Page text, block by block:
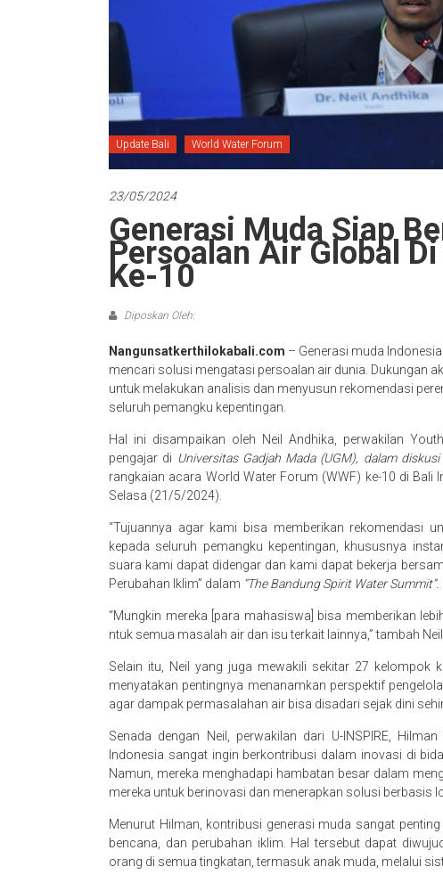
Update Bali World Water Forum
23/05/2024
Generasi Muda Siap
Persoalan Air Global
Ke-10
Diposkan Oleh:
Nangunsatkerthilokabali.com – Generasi muda
mencari solusi mengatasi persoalan air dunia. Dukungan
untuk melakukan analisis dan menyusun rekomendasi
seluruh pemangku kepentingan.
Hal ini disampaikan oleh Neil Andhika, perwakilan
pengajar di Universitas Gadjah Mada (UGM), dalam
rangkaian acara World Water Forum (WWF) ke-10 di Bali
Selasa (21/5/2024).
“Tujuannya agar kami bisa memberikan rekomendasi
kepada seluruh pemangku kepentingan, khususnya
suara kami dapat didengar dan kami dapat bekerja
Perubahan Iklim” dalam “The Bandung Spirit Water Summit”.
“Mungkin mereka [para mahasiswa] bisa memberikan
ntuk semua masalah air dan isu terkait lainnya,” tambah Neil.
Selain itu, Neil yang juga mewakili sekitar 27
menyatakan pentingnya menanamkan perspektif
agar dampak permasalahan air bisa disadari sejak dini
Senada dengan Neil, perwakilan dari U-INSPIRE,
Indonesia sangat ingin berkontribusi dalam inovasi di
Namun, mereka menghadapi hambatan besar dalam
mereka untuk berinovasi dan menerapkan solusi berbasis
Menurut Hilman, kontribusi generasi muda sangat
bencana, dan perubahan iklim. Hal tersebut dapat
orang di semua tingkatan, termasuk anak muda, melalui